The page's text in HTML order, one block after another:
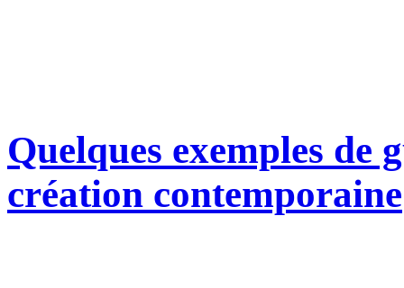
Quelques exemples de
création contemporaine